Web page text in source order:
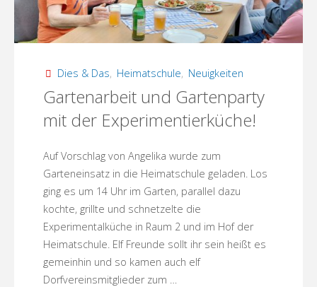
Dies & Das, Heimatschule, Neuigkeiten
Gartenarbeit und Gartenparty
mit der Experimentierküche!
Auf Vorschlag von Angelika wurde zum
Garteneinsatz in die Heimatschule geladen. Los
ging es um 14 Uhr im Garten, parallel dazu
kochte, grillte und schnetzelte die
Experimentalküche in Raum 2 und im Hof der
Heimatschule. Elf Freunde sollt ihr sein heißt es
gemeinhin und so kamen auch elf
Dorfvereinsmitglieder zum …